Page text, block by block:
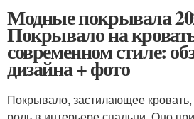
Модные покрывала
Покрывало на
современном стиле:
дизайна + фото
Покрывало, застилающее